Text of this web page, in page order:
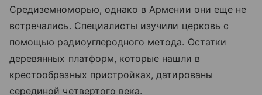
Средиземноморью, однако в Армении они еще не
встречались. Специалисты изучили церковь с
помощью радиоуглеродного метода. Остатки
деревянных платформ, которые нашли в
крестообразных пристройках, датированы
серединой четвертого века.